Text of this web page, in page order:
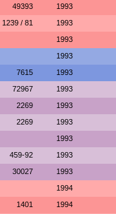
49393 1993
1239 / 81 1993
1993
1993
7615 1993
72967 1993
2269 1993
2269 1993
1993
459-92 1993
30027 1993
1994
1401 1994